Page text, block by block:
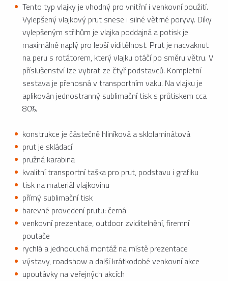
Tento typ vlajky je vhodný pro vnitřní i venkovní použití.
Vylepšený vlajkový prut snese i silné větrné poryvy. Díky
vylepšeným střihům je vlajka poddajná a potisk je
maximálně naplý pro lepší viditělnost. Prut je nacvaknut
na peru s rotátorem, který vlajku otáčí po směru větru. V
příslušenství lze vybrat ze čtyř podstavců. Kompletní
sestava je přenosná v transportním vaku. Na vlajku je
aplikován jednostranný sublimační tisk s průtiskem cca
80%.
konstrukce je částečně hliníková a sklolaminátová
prut je skládací
pružná karabina
kvalitní transportní taška pro prut, podstavu i grafiku
tisk na materiál vlajkovinu
přímý sublimační tisk
barevné provedení prutu: černá
venkovní prezentace, outdoor zviditelnění, firemní
poutače
rychlá a jednoduchá montáž na místě prezentace
výstavy, roadshow a další krátkodobé venkovní akce
upoutávky na veřejných akcích